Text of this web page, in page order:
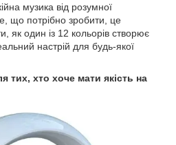
музика від розумної
що потрібно зробити, це
як один із 12 кольорів створює
настрій для будь-якої
тих, хто хоче мати якість на